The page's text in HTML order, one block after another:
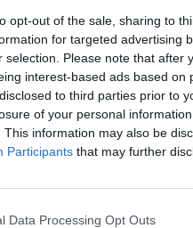
opt-out of the sale, sharing to
for targeted advertising
selection. Please note that after
interest-based ads based
to third parties prior to
of your personal
This information may also be
Participants that may further
Data Processing Opt Outs